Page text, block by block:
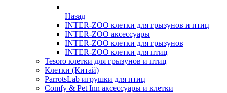
Назад
INTER-ZOO клетки для грызунов и птиц
INTER-ZOO аксессуары
INTER-ZOO клетки для грызунов
INTER-ZOO клетки для птиц
Tesoro клетки для грызунов и птиц
Клетки (Китай)
ParrotsLab игрушки для птиц
Comfy & Pet Inn аксессуары и клетки